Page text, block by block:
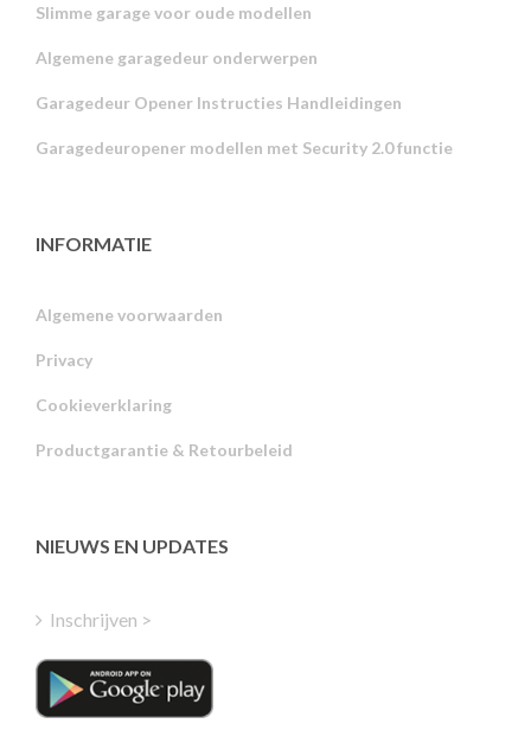
Slimme garage voor oude modellen
Algemene garagedeur onderwerpen
Garagedeur Opener Instructies Handleidingen
Garagedeuropener modellen met Security 2.0 functie
INFORMATIE
Algemene voorwaarden
Privacy
Cookieverklaring
Productgarantie & Retourbeleid
NIEUWS EN UPDATES
Inschrijven >